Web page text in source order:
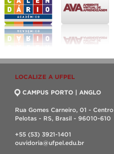
LOCALIZE A UFPEL
CAMPUS PORTO | ANGLO
Rua Gomes Carneiro, 01 - Centro
Pelotas - RS, Brasil - 96010-610
+55 (53) 3921-1401
ouvidoria@ufpel.edu.br